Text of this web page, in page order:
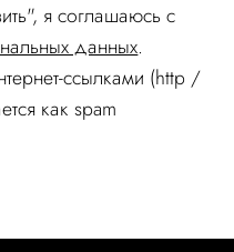
я соглашаюсь c
данных.
ссылками (http /
как spam